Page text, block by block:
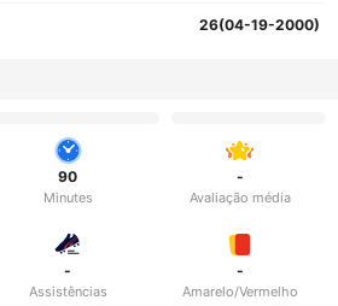
26(04-19-2000)
90
Minutes
-
Avaliação média
-
Assistências
-
Amarelo/Vermelho